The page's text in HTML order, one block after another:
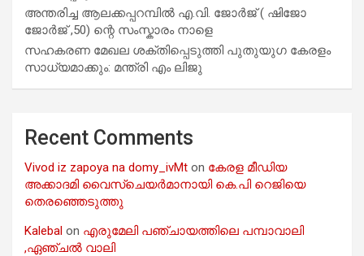
അന്തരിച്ച ആ​ല​ക്ക​പ്പ​റമ്പിൽ​ എ.​വി. ജോ​ർ​ജ് ( ഷിജോ
ജോർജ് ,50) ന്റെ സംസ്കാരം നാളെ
സഹകരണ മേഖല ശക്തിപ്പെടുത്തി പുതുയുഗ കേരളം
സാധ്യമാക്കും: മന്ത്രി എം ലിജു
Recent Comments
Vivod iz zapoya na domy_ivMt on കേരള മീഡിയ
അക്കാദമി വൈസ്ചെയർമാനായി കെ.പി റെജിയെ
തെരഞ്ഞെടുത്തു
Kalebal on എരുമേലി പഞ്ചായത്തിലെ പമ്പാവാലി
,ഏഞ്ചൽ വാലി